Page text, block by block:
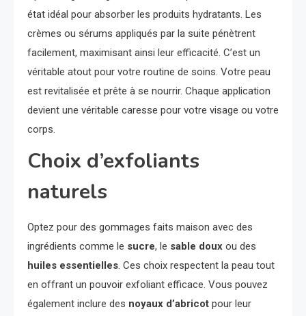
état idéal pour absorber les produits hydratants. Les
crèmes ou sérums appliqués par la suite pénètrent
facilement, maximisant ainsi leur efficacité. C’est un
véritable atout pour votre routine de soins. Votre peau
est revitalisée et prête à se nourrir. Chaque application
devient une véritable caresse pour votre visage ou votre
corps.
Choix d’exfoliants
naturels
Optez pour des gommages faits maison avec des
ingrédients comme le sucre, le sable doux ou des
huiles essentielles. Ces choix respectent la peau tout
en offrant un pouvoir exfoliant efficace. Vous pouvez
également inclure des noyaux d’abricot pour leur